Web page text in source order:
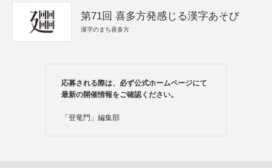
第71回 喜多方発感じる漢字あそび
漢字のまち喜多方
応募される際は、必ず公式ホームページにて
最新の開催情報をご確認ください。
「登竜門」編集部